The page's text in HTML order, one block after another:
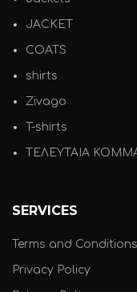
JACKET
COATS
shirts
Zivago
T-shirts
ΤΕΛΕΥΤΑΙΑ
SERVICES
Terms and Conditions
Privacy Policy